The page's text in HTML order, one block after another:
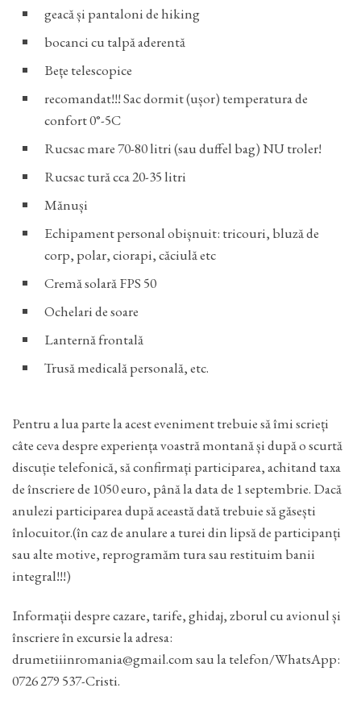
geacă și pantaloni de hiking
bocanci cu talpă aderentă
Bețe telescopice
recomandat!!! Sac dormit (ușor) temperatura de
confort 0°-5C
Rucsac mare 70-80 litri (sau duffel bag) NU troler!
Rucsac tură cca 20-35 litri
Mănuși
Echipament personal obișnuit: tricouri, bluză de
corp, polar, ciorapi, căciulă etc
Cremă solară FPS 50
Ochelari de soare
Lanternă frontală
Trusă medicală personală, etc.
Pentru a lua parte la acest eveniment trebuie să îmi scrieți
câte ceva despre experiența voastră montană și după o scurtă
discuție telefonică, să confirmați participarea, achitand taxa
de înscriere de 1050 euro, până la data de 1 septembrie. Dacă
anulezi participarea după această dată trebuie să găsești
înlocuitor.(în caz de anulare a turei din lipsă de participanți
sau alte motive, reprogramăm tura sau restituim banii
integral!!!)
Informații despre cazare, tarife, ghidaj, zborul cu avionul și
înscriere în excursie la adresa:
drumetiiinromania@gmail.com sau la telefon/WhatsApp:
0726 279 537-Cristi.